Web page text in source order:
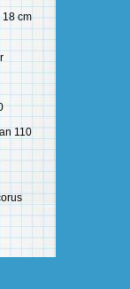
18 cm
110